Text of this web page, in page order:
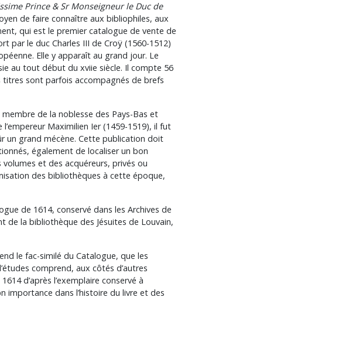
Prince & Sr Monseigneur le Duc de
de faire connaître aux bibliophiles, aux
qui est le premier catalogue de vente de
par le duc Charles III de Croÿ (1560-1512)
Elle y apparaît au grand jour. Le
au tout début du xviie siècle. Il compte 56
titres sont parfois accompagnés de brefs
de la noblesse des Pays-Bas et
Maximilien Ier (1459-1519), il fut
un grand mécène. Cette publication doit
également de localiser un bon
et des acquéreurs, privés ou
des bibliothèques à cette époque,
de 1614, conservé dans les Archives de
de la bibliothèque des Jésuites de Louvain,
le fac-similé du Catalogue, que les
comprend, aux côtés d’autres
d’après l’exemplaire conservé à
importance dans l’histoire du livre et des